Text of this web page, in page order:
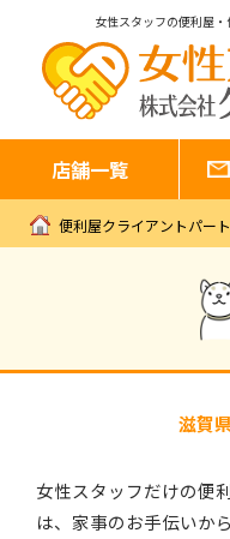
女性スタッフの便利屋
店舗一覧
便利屋クライアントパー
滋賀
女性スタッフだけの便
は、家事のお手伝いか